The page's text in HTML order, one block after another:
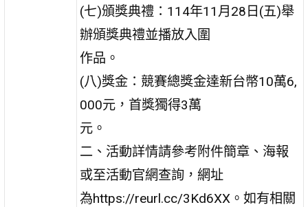
(七)頒獎典禮：114年11月28日(五)舉
辦頒獎典禮並播放入圍
作品。
(八)獎金：競賽總獎金達新台幣10萬6,
000元，首獎獨得3萬
元。
二、活動詳情請參考附件簡章、海報
或至活動官網查詢，網址
為https://reurl.cc/3Kd6XX。如有相關